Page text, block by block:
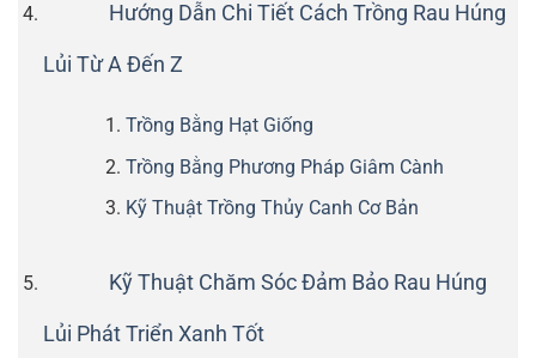
Hướng Dẫn Chi Tiết Cách Trồng Rau Húng
Lủi Từ A Đến Z
Trồng Bằng Hạt Giống
Trồng Bằng Phương Pháp Giâm Cành
Kỹ Thuật Trồng Thủy Canh Cơ Bản
Kỹ Thuật Chăm Sóc Đảm Bảo Rau Húng
Lủi Phát Triển Xanh Tốt